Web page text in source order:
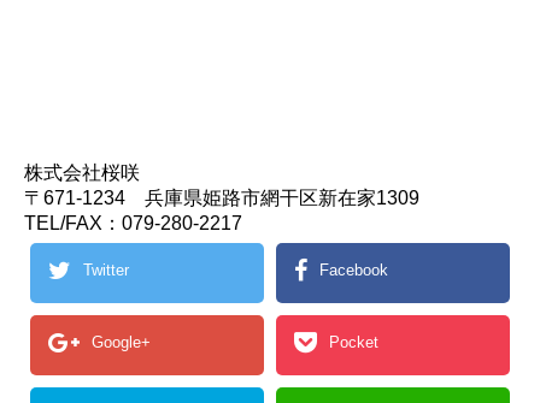
株式会社桜咲
〒671-1234 兵庫県姫路市網干区新在家1309
TEL/FAX：079-280-2217
Twitter Facebook
Google+ Pocket